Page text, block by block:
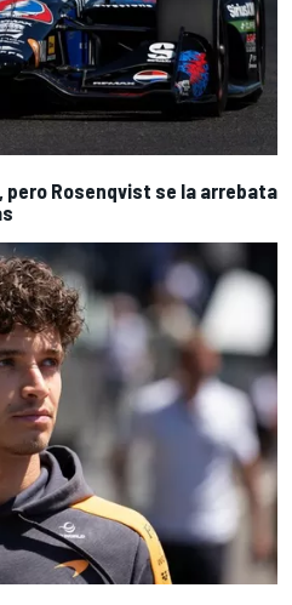
pero Rosenqvist se la arrebata